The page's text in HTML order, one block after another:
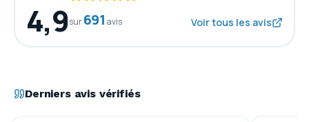
4,9sur691 avis Voir tous les avis
Derniers avis vérifiés